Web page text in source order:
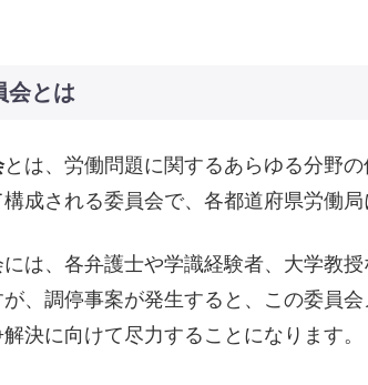
会とは
とは、労働問題に関するあらゆる分野
成される委員会で、各都道府県労働局
は、各弁護士や学識経験者、大学教
、調停事案が発生すると、この委員
決に向けて尽力することになります。